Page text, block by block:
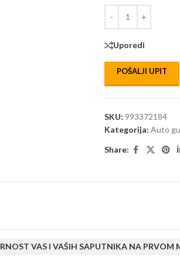
Uporedi
POŠALJI UPIT
SKU: 993372184
Kategorija: Auto
Share:
VAS I VAŠIH SAPUTNIKA NA PRVOM